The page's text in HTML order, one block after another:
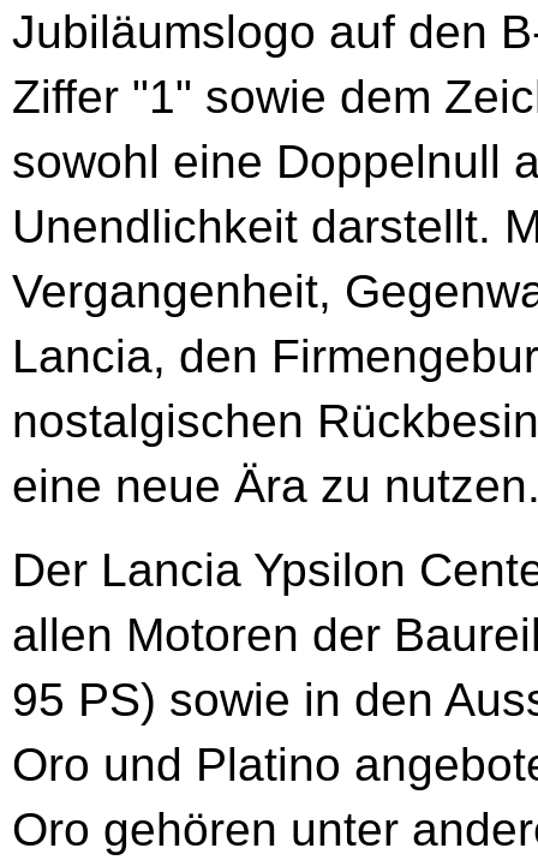
Jubiläumslogo auf den
Ziffer "1" sowie dem
sowohl eine Doppelnull
Unendlichkeit darstellt.
Vergangenheit,
Lancia, den
nostalgischen
eine neue Ära zu
Der Lancia Ypsilon
allen Motoren der
95 PS) sowie in den
Oro und Platino
Oro gehören unter